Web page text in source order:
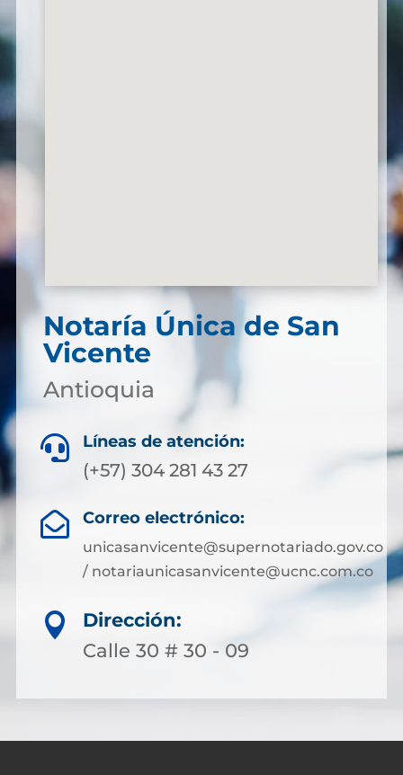
Notaría Única de San
Vicente
Antioquia
 Líneas de atención:
(+57) 304 281 43 27
 Correo electrónico:
unicasanvicente@supernotariado.gov.co
/ notariaunicasanvicente@ucnc.com.co

Dirección:
Calle 30 # 30 - 09